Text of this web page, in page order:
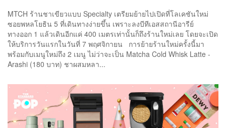
MTCH ร้านชาเขียวแบบ Specialty เตรียมย้ายไปเปิดที่โลเคชันใหม่
ซอยพหลโยธิน 5 ที่เดินทางง่ายขึ้น เพราะลงบีทีเอสสถานีอารีย์
ทางออก 1 แล้วเดินอีกแค่ 400 เมตรเท่านั้นก็ถึงร้านใหม่เลย โดยจะเปิด
ให้บริการวันแรกในวันที่ 7 พฤศจิกายน การย้ายร้านใหม่ครั้งนี้มา
พร้อมกับเมนูใหม่ถึง 2 เมนู ไม่ว่าจะเป็น Matcha Cold Whisk Latte -
Arashi (180 บาท) ชาผสมหลา...